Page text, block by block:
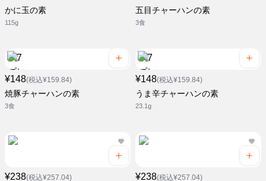
かに玉の素
115g
五目チャーハンの素
3食
¥148(税込¥159.84)
焼豚チャーハンの素
3食
¥148(税込¥159.84)
うま辛チャーハンの素
23.1g
¥238(税込¥257.04) ¥238(税込¥257.04)